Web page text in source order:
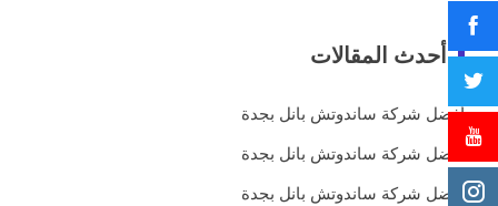
أحدث المقالات
أفضل شركة ساندوتش بانل بجدة
أفضل شركة ساندوتش بانل بجدة
أفضل شركة ساندوتش بانل بجدة